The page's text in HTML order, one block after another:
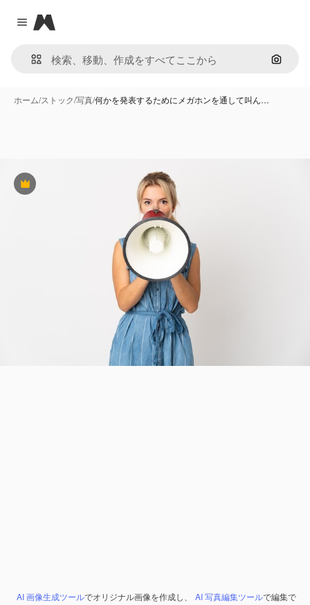
Close menu
Magnific
画像で
ホーム/ストック/写真/何かを発表するためにメガホンを通して叫ん…
Premium
AI 画像生成ツールでオリジナル画像を作成し、 AI 写真編集ツールで編集で